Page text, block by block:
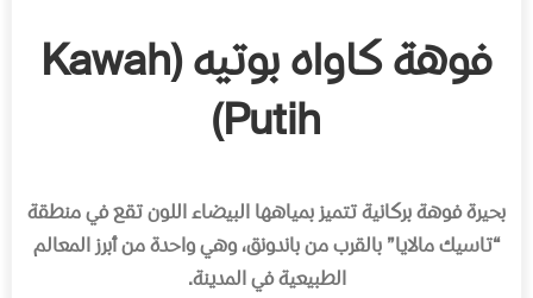
فوهة كاواه بوتيه (Kawah
Putih)
بحيرة فوهة بركانية تتميز بمياهها البيضاء اللون تقع في منطقة
“تاسيك مالايا”بالقرب من باندونق، وهي واحدة من أبرز المعالم
الطبيعية في المدينة.